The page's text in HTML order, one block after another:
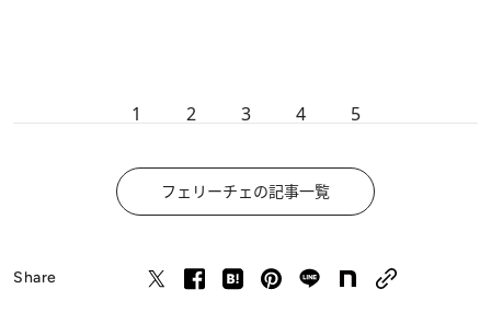
1 2 3 4 5
フェリーチェの記事一覧
Share